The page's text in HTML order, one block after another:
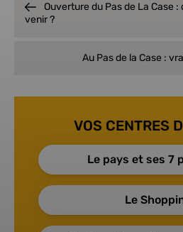
VOS CENTRES
Le pays et ses 7
Le
Ouverture du Pas de La Case
venir ?
Au Pas de la Case :